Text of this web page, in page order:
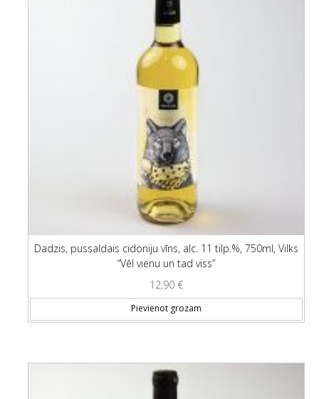
Dadzis, pussaldais cidoniju vīns, alc. 11 tilp.%, 750ml, Vilks
“Vēl vienu un tad viss”
12,90 €
Pievienot grozam